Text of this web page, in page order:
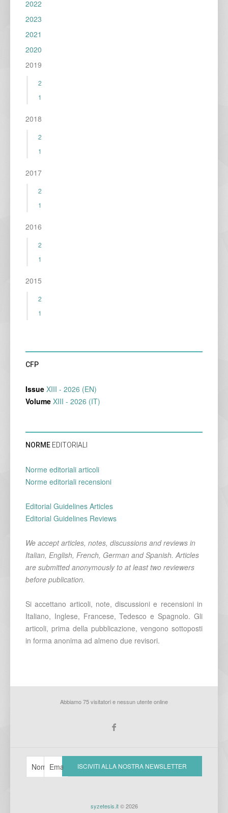
2022
2023
2021
2020
2019
2
1
2018
2
1
2017
2
1
2016
2
1
2015
2
1
CFP
Issue XIII - 2026 (EN)
Volume XIII - 2026 (IT)
NORME EDITORIALI
Norme editoriali articoli
Norme editoriali recensioni
Editorial Guidelines Articles
Editorial Guidelines Reviews
We accept articles, notes, discussions and reviews in
Italian, English, French, German and Spanish. Articles
are submitted anonymously to at least two reviewers
before publication.
Si accettano articoli, note, discussioni e recensioni in
Italiano, Inglese, Francese, Tedesco e Spagnolo. Gli
articoli, prima della pubblicazione, vengono sottoposti
in forma anonima ad almeno due revisori.
Abbiamo 75 visitatori e nessun utente online
syzetesis.it© 2026